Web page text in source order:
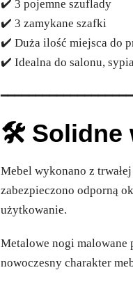
✔️ 3 pojemne szuflady
✔️ 3 zamykane szafki
✔️ Duża ilość miejsca do
✔️ Idealna do salonu,
🛠️ Solidne
Mebel wykonano z
zabezpieczono odporną
użytkowanie.
Metalowe nogi malowane
nowoczesny charakter